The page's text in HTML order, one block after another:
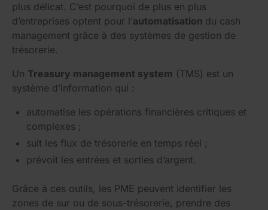
plus délicat. C’est pourquoi de plus en plus
d’entreprises optent pour l’automatisation du cash
management grâce à des systèmes de gestion de
trésorerie.
Un Treasury management system (TMS) est un
système d’information qui :
automatise les opérations financières critiques et
complexes ;
suit les flux de trésorerie en temps réel ;
prévoit les entrées et sorties d’argent.
Grâce à ces outils, les PME peuvent identifier les
zones de sur ou de sous-trésorerie, prendre des